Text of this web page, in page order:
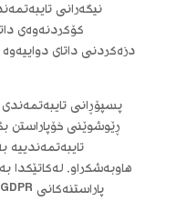
نیگەرانی
کۆکردنەوەی
پسپۆڕانی
ڕێوشوێنی خۆپاراستن
تایبەتمەندییە
هاوبەشکراو. لەکاتێکدا